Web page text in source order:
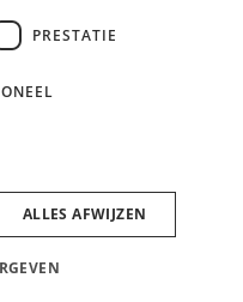
PRESTATIE
ALLES AFWIJZEN